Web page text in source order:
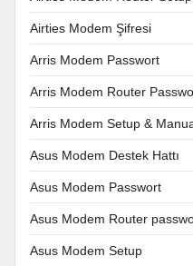
Airties Modem Şifresi
Arris Modem Passwort
Arris Modem Router
Arris Modem Setup &
Asus Modem Destek Hattı
Asus Modem Passwort
Asus Modem Router
Asus Modem Setup